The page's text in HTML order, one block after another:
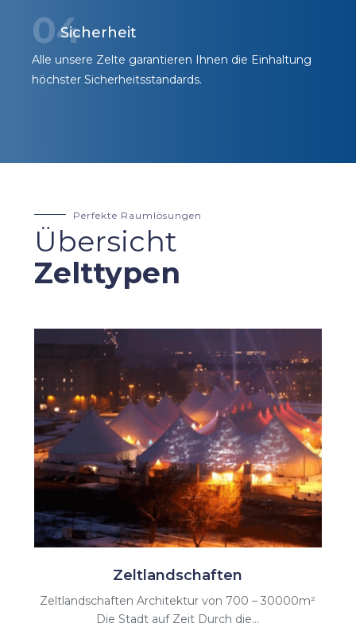
04Sicherheit
Alle unsere Zelte garantieren Ihnen die Einhaltung
höchster Sicherheitsstandards.
Perfekte Raumlösungen
Übersicht
Zelttypen
Zeltlandschaften
Zeltlandschaften Architektur von 700 – 30000m²
Die Stadt auf Zeit Durch die...